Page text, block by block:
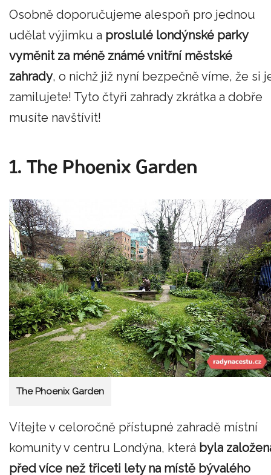
Osobně doporučujeme alespoň pro jednou
udělat výjimku a proslulé londýnské parky
vyměnit za méně známé vnitřní městské
zahrady, o nichž již nyní bezpečně víme, že si
zamilujete! Tyto čtyři zahrady zkrátka a dobře
musíte navštívit!
1. The Phoenix Garden
The Phoenix Garden
Vítejte v celoročně přístupné zahradě místní
komunity v centru Londýna, která byla
před více než třiceti lety na místě bývalého